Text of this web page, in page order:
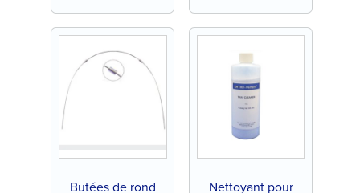
Butées de rond Nettoyant pour